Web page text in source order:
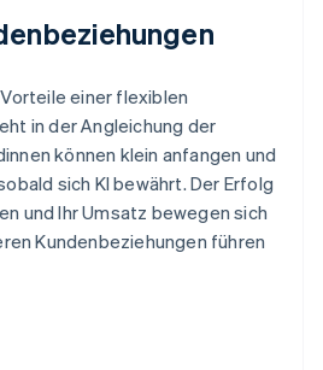
einer flexiblen
in der Angleichung der
können klein anfangen und
sich KI bewährt. Der Erfolg
und Ihr Umsatz bewegen sich
Kundenbeziehungen führen